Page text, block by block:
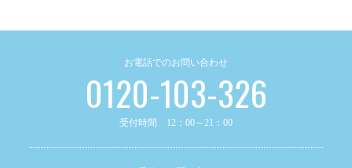
お電話でのお問い合わせ
0120-103-326
受付時間 12：00～21：00